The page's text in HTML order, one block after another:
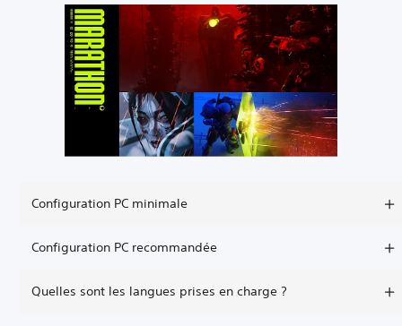
Configuration PC minimale
Configuration PC recommandée
Quelles sont les langues prises en charge ?